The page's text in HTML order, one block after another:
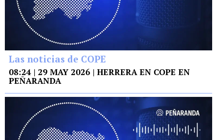
Las noticias de COPE
08:24 | 29 MAY 2026 | HERRERA EN COPE EN
PEÑARANDA